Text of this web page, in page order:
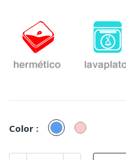
Color : Azul Rosa